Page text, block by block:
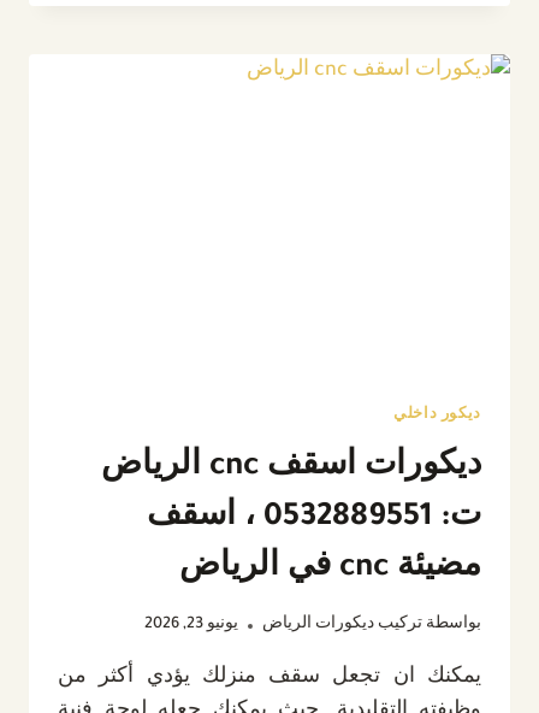
بورد
ت:
ديكور داخلي
ديكورات اسقف cnc الرياض
ت: 0532889551 ، اسقف
مضيئة cnc في الرياض
بواسطة تركيب ديكورات الرياض يونيو 23, 2026
يمكنك ان تجعل سقف منزلك يؤدي أكثر من